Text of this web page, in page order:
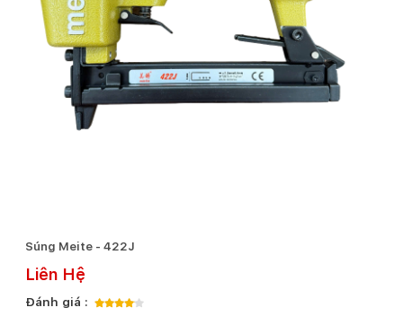
Súng Meite - 422J
Liên Hệ
Đánh giá :